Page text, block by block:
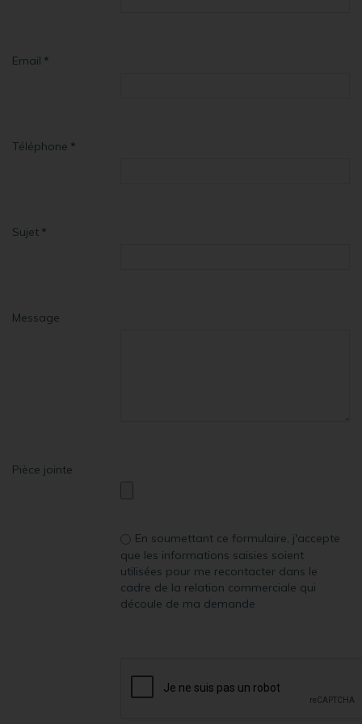
Email *
Téléphone *
Sujet *
Message
Pièce jointe
En soumettant ce formulaire, j'accepte
que les informations saisies soient
utilisées pour me recontacter dans le
cadre de la relation commerciale qui
découle de ma demande